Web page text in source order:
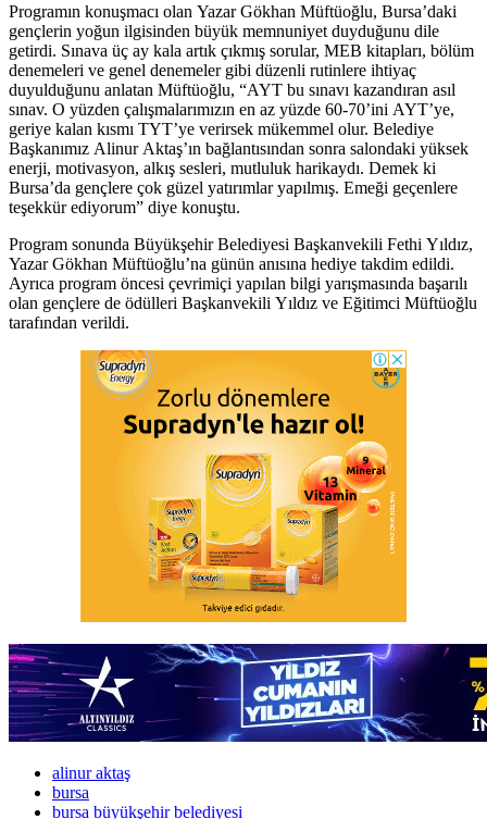
Programın konuşmacı olan Yazar Gökhan Müftüoğlu, Bursa’daki
gençlerin yoğun ilgisinden büyük memnuniyet duyduğunu dile
getirdi. Sınava üç ay kala artık çıkmış sorular, MEB kitapları, bölüm
denemeleri ve genel denemeler gibi düzenli rutinlere ihtiyaç
duyulduğunu anlatan Müftüoğlu, “AYT bu sınavı kazandıran asıl
sınav. O yüzden çalışmalarımızın en az yüzde 60-70’ini AYT’ye,
geriye kalan kısmı TYT’ye verirsek mükemmel olur. Belediye
Başkanımız Alinur Aktaş’ın bağlantısından sonra salondaki yüksek
enerji, motivasyon, alkış sesleri, mutluluk harikaydı. Demek ki
Bursa’da gençlere çok güzel yatırımlar yapılmış. Emeği geçenlere
teşekkür ediyorum” diye konuştu.
Program sonunda Büyükşehir Belediyesi Başkanvekili Fethi Yıldız,
Yazar Gökhan Müftüoğlu’na günün anısına hediye takdim edildi.
Ayrıca program öncesi çevrimiçi yapılan bilgi yarışmasında başarılı
olan gençlere de ödülleri Başkanvekili Yıldız ve Eğitimci Müftüoğlu
tarafından verildi.
alinur aktaş
bursa
bursa büyükşehir belediyesi